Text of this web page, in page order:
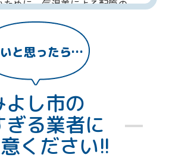
めに、気温差による配管の
ッキン老朽化し、水トラブル
因となります。もし水漏れや
の異常を発見した場合は、み
指定工事店へご相談しましょ
体制で、いつでも洗面所トラ
る水道局指定工事店などもご
訪れとともに、洗面所も清潔
間を維持しましょう！
と思ったら…
よし市の
ぎる業者に
ください!!